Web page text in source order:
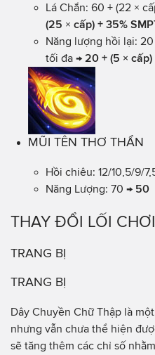
Lá Chắn: 60 + (22 ×
(25 × cấp) + 35%
Năng lượng hồi lại: 20
tối đa → 20 + (5 ×
MŨI TÊN THƠ THẨN
Hồi chiêu: 12/10,5/9/
Năng Lượng: 70 → 50
THAY ĐỔI LỐI CHƠI
TRANG BỊ
TRANG BỊ
Dây Chuyền Chữ Thập là
nhưng vẫn chưa thể hiện
sẽ tăng thêm các chỉ số